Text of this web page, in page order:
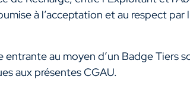
à l’acceptation et au respect par
entrante au moyen d’un Badge Tiers
aux présentes CGAU.